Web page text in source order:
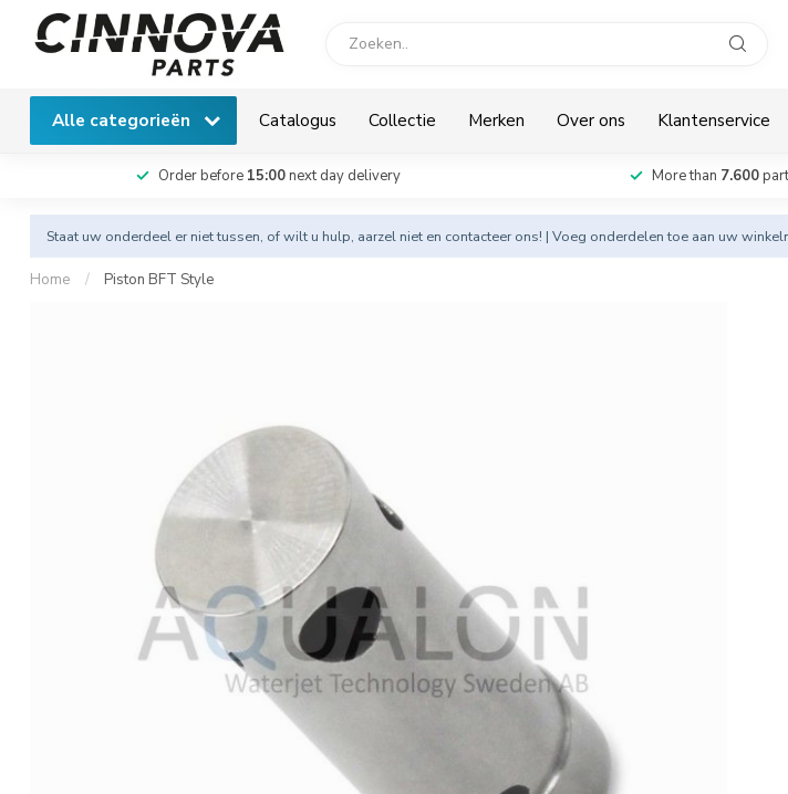
Alle categorieën Catalogus Collectie Merken Over ons Klantenservice
Order before 15:00next day delivery More than 7.600
Staat uw onderdeel er niet tussen, of wilt u hulp, aarzel niet en contacteer ons! | Voeg onderdelen toe aan uw
Home / Piston BFT Style